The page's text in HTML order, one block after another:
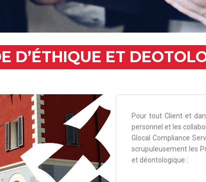
D’ÉTHIQUE ET
Pour tout Client et
personnel et les
Glocal Compliance
scrupuleusement les
et déontologique :